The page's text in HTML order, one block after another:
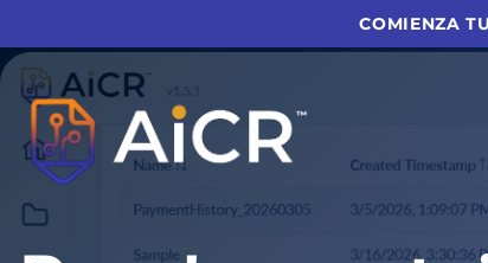
al
contenido
COMIENZA